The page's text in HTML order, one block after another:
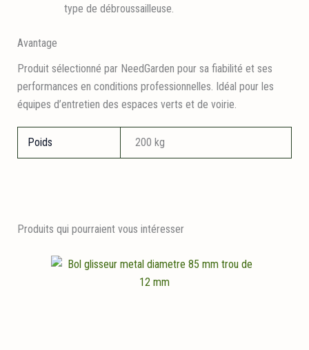
type de débroussailleuse.
Avantage
Produit sélectionné par NeedGarden pour sa fiabilité et ses
performances en conditions professionnelles. Idéal pour les
équipes d’entretien des espaces verts et de voirie.
Poids 200 kg
Produits qui pourraient vous intéresser